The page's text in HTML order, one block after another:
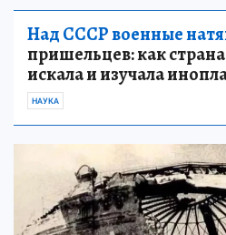
Над СССР военные
пришельцев: как страна
искала и изучала
НАУКА